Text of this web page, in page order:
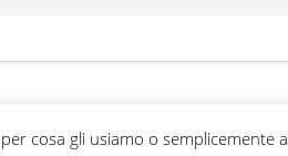
cosa gli usiamo o semplicemente